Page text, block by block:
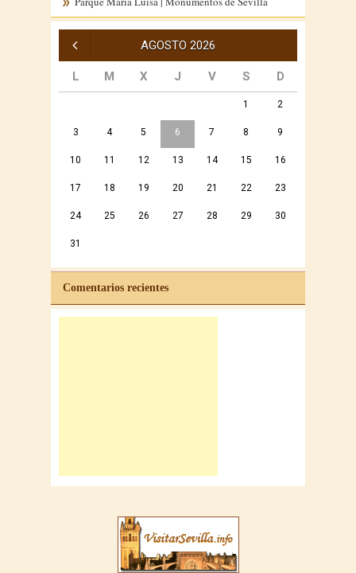
AGOSTO 2026
L M X J V S D
« Jul
1 2
3 4 5 6 7 8 9
10 11 12 13 14 15 16
17 18 19 20 21 22 23
24 25 26 27 28 29 30
31
Comentarios recientes